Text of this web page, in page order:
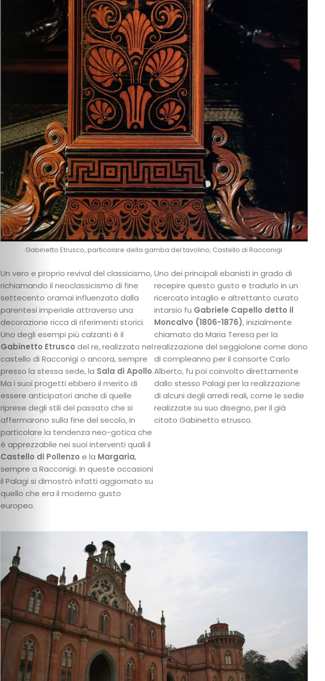
Epoche
Protagonisti
Lavorazioni
e
Tecniche
Arte
come
investimento
Mostre
ed
Eventi
Chi
siamo
Contattaci
Collezione
FineArt
Gabinetto Etrusco, particolare della gamba del tavolino, Castello di Racconigi
Un vero e proprio revival del classicismo,
richiamando il neoclassicismo di fine
settecento oramai influenzato dalla
parentesi imperiale attraverso una
decorazione ricca di riferimenti storici.
Uno degli esempi più calzanti è il
Gabinetto Etrusco del re, realizzato nel
castello di Racconigi o ancora, sempre
presso la stessa sede, la Sala di Apollo.
Ma i suoi progetti ebbero il merito di
essere anticipatori anche di quelle
riprese degli stili del passato che si
affermarono sulla fine del secolo, in
particolare la tendenza neo-gotica che
è apprezzabile nei suoi interventi quali il
Castello di Pollenzo e la Margaria,
sempre a Racconigi. In queste occasioni
il Palagi si dimostrò infatti aggiornato su
quello che era il moderno gusto
europeo.
Uno dei principali ebanisti in grado di
recepire questo gusto e tradurlo in un
ricercato intaglio e altrettanto curato
intarsio fu Gabriele Capello detto il
Moncalvo (1806-1876), inizialmente
chiamato da Maria Teresa per la
realizzazione del seggiolone come dono
di compleanno per il consorte Carlo
Alberto, fu poi coinvolto direttamente
dallo stesso Palagi per la realizzazione
di alcuni degli arredi reali, come le sedie
realizzate su suo disegno, per il già
citato Gabinetto etrusco.